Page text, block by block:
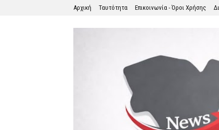
Αρχική Ταυτότητα Επικοινωνία - Όροι Χρήσης